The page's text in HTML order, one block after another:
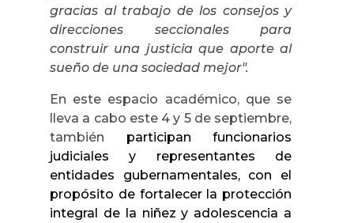
gracias al trabajo de los consejos y
direcciones seccionales para
construir una justicia que aporte al
sueño de una sociedad mejor".
En este espacio académico, que se
lleva a cabo este 4 y 5 de septiembre,
también participan funcionarios
judiciales y representantes de
entidades gubernamentales, con el
propósito de fortalecer la protección
integral de la niñez y adolescencia a